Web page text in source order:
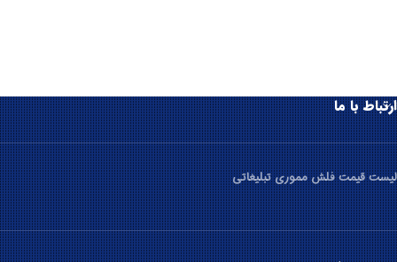
ارتباط با ما
لیست قیمت فلش مموری تبلیغاتی